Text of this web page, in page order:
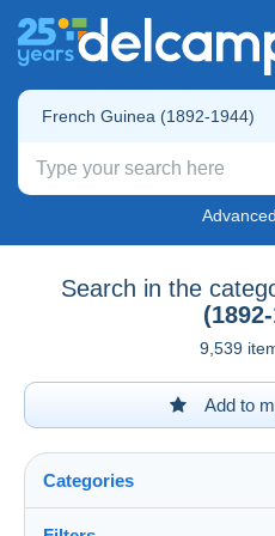
French Guinea (1892-1944)
Search in the
9,539
Add to
Categories